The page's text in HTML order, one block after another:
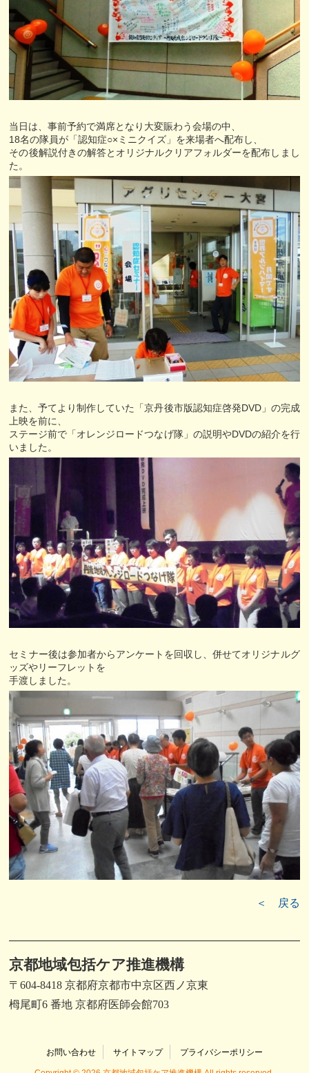
当日は、事前予約で満席となり大変賑わう会場の中、
18名の隊員が「認知症○×ミニクイズ」を来場者へ配布し、
その後解説付きの解答とオリジナルクリアフォルダーを配布しまし
た。
また、予てより制作していた「京丹後市版認知症啓発DVD」の完成
上映を前に、
ステージ前で「オレンジロードつなげ隊」の説明やDVDの紹介を行
いました。
セミナー後は参加者からアンケートを回収し、併せてオリジナルグ
ッズやリーフレットを
手渡しました。
＜ 戻る
京都地域包括ケア推進機構
〒604-8418 京都府京都市中京区西ノ京東
栂尾町6 番地 京都府医師会館703
お問い合わせ サイトマップ プライバシーポリシー